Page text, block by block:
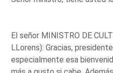
El señor MINISTRO DE
LLorens): Gracias,
especialmente esa